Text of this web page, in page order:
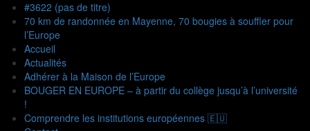
#3622 (pas de titre)
70 km de randonnée en Mayenne, 70 bougies à souffler pour
l’Europe
Accueil
Actualités
Adhérer à la Maison de l’Europe
BOUGER EN EUROPE – à partir du collège jusqu’à l’université
!
Comprendre les institutions européennes 🇪🇺